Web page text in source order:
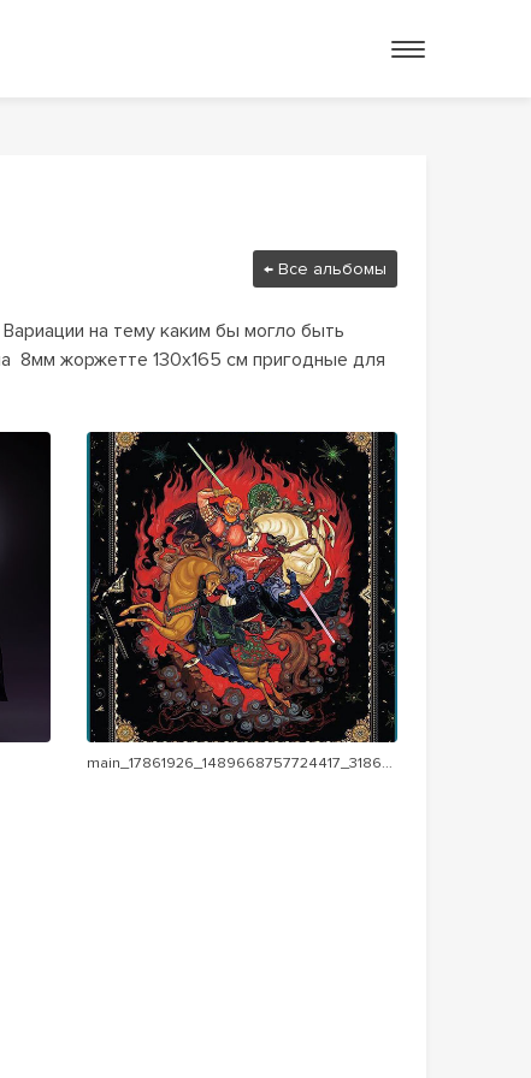
← Все альбомы
на тему каким бы могло быть
8мм жоржетте 130х165 см пригодные для
main_17861926_1489668757724417_3186360246632575424_n.jpg